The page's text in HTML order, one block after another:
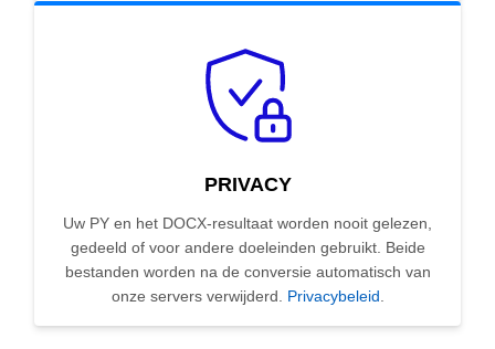
PRIVACY
Uw PY en het DOCX-resultaat worden nooit gelezen,
gedeeld of voor andere doeleinden gebruikt. Beide
bestanden worden na de conversie automatisch van
onze servers verwijderd. Privacybeleid.